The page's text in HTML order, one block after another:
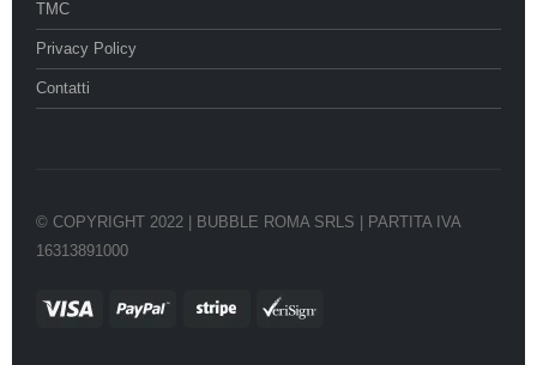
TMC
Privacy Policy
Contatti
© COPYRIGHT 2022 | BUBBLE ROMA SRLS | PARTITA IVA
16313891000